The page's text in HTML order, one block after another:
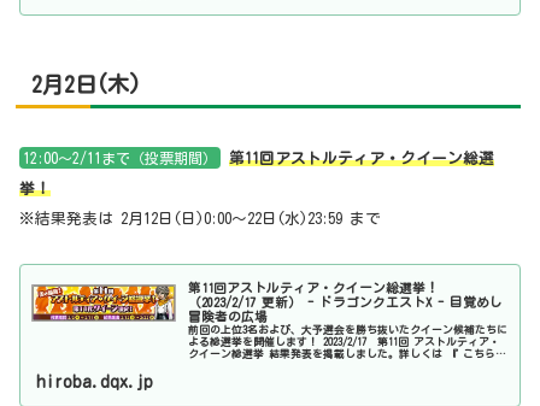
2月2日(木)
12:00～2/11まで（投票期間）
第11回アストルティア・クイーン総選
挙！
※結果発表は 2月12日(日)0:00～22日(水)23:59 まで
第11回アストルティア・クイーン総選挙！
（2023/2/17 更新） - ドラゴンクエストX - 目覚めし
冒険者の広場
前回の上位3名および、大予選会を勝ち抜いたクイーン候補たちに
よる総選挙を開催します！ 2023/2/17 第11回 アストルティア・
クイーン総選挙 結果発表を掲載しました。詳しくは 『 こちら
hiroba.dqx.jp